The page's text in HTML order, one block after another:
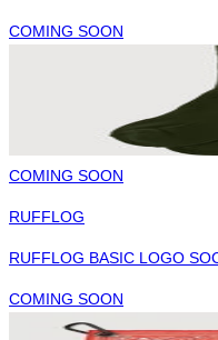
COMING SOON
COMING SOON
RUFFLOG
RUFFLOG BASIC LOGO
COMING SOON